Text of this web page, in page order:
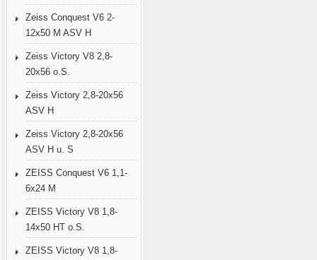
Zeiss Conquest V6 2-
12x50 M ASV H
Zeiss Victory V8 2,8-
20x56 o.S.
Zeiss Victory 2,8-20x56
ASV H
Zeiss Victory 2,8-20x56
ASV H u. S
ZEISS Conquest V6 1,1-
6x24 M
ZEISS Victory V8 1,8-
14x50 HT o.S.
ZEISS Victory V8 1,8-